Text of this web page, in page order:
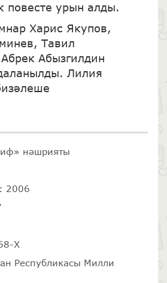
повесте урын алды.
Харис Якупов,
Тавил
Абызгилдин
Лилия
нәшрияты
2006
Х
Республикасы Милли